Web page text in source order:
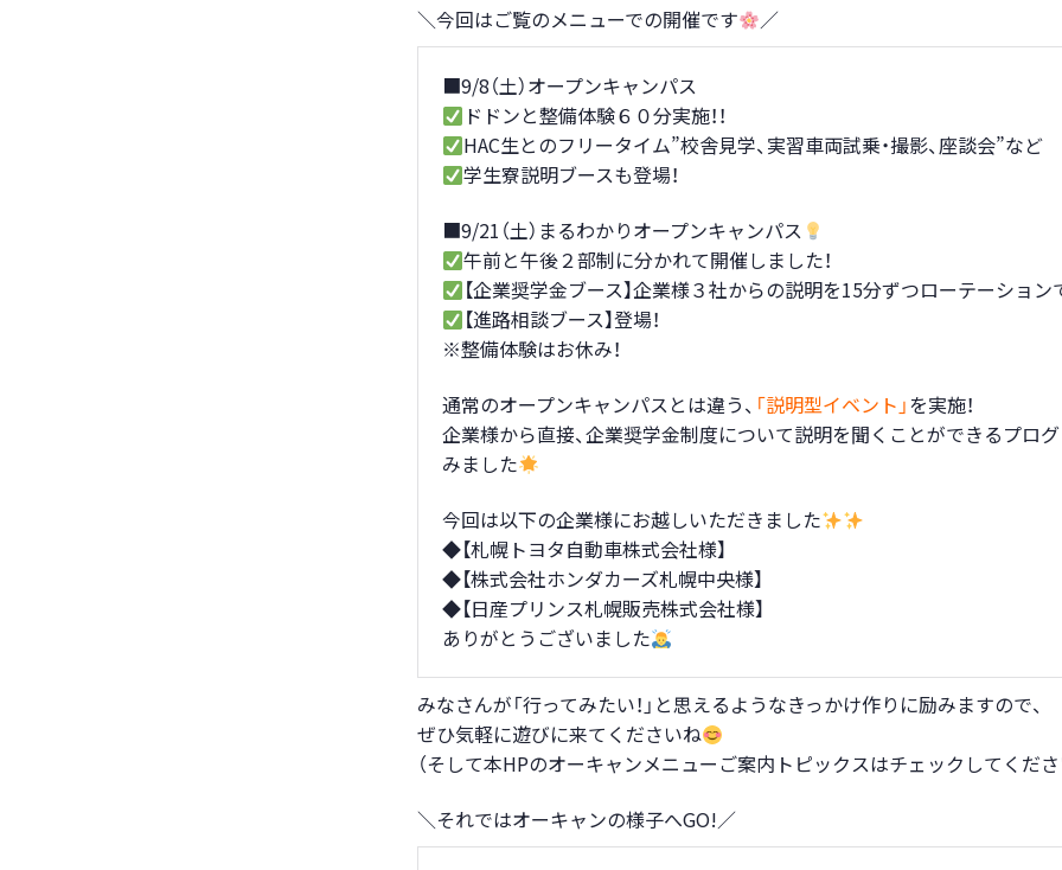
＼今回はご覧のメニューでの開催です ／
■9/8（土）オープンキャンパス
ドドンと整備体験６０分実施！！
HAC生とのフリータイム”校舎見学、実習車両試乗・撮影、座談会”など
学生寮説明ブースも登場！
■9/21（土）まるわかりオープンキャンパス
午前と午後２部制に分かれて開催しました！
【企業奨学金ブース】企業様３社からの説明を15分ずつローテーションで
【進路相談ブース】登場！
※整備体験はお休み！
通常のオープンキャンパスとは違う、 「説明型イベント」を実施！
企業様から直接、企業奨学金制度について説明を聞くことができるプロ
みました
今回は以下の企業様にお越しいただきました
◆【札幌トヨタ自動車株式会社様】
◆【株式会社ホンダカーズ札幌中央様】
◆【日産プリンス札幌販売株式会社様】
ありがとうございました
みなさんが「行ってみたい！」と思えるようなきっかけ作りに励みますので、
ぜひ気軽に遊びに来てくださいね
（そして本HPのオーキャンメニューご案内トピックスはチェックしてくだ
＼それではオーキャンの様子へGO!／